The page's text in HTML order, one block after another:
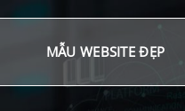
MẪU WEBSITE ĐẸP